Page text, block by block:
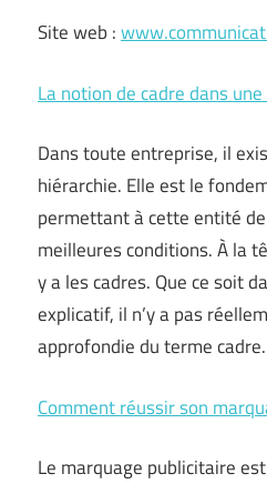
Site web :
La notion de cadre dans
Dans toute entreprise, il
hiérarchie. Elle est le
permettant à cette entité
meilleures conditions. À la
y a les cadres. Que ce soit
explicatif, il n’y a pas
approfondie du terme
Comment réussir son
Le marquage publicitaire